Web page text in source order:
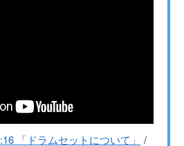
「ドラムセットについて」
/